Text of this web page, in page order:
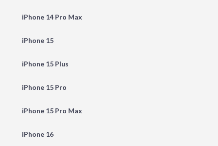
iPhone 14 Pro Max
iPhone 15
iPhone 15 Plus
iPhone 15 Pro
iPhone 15 Pro Max
iPhone 16